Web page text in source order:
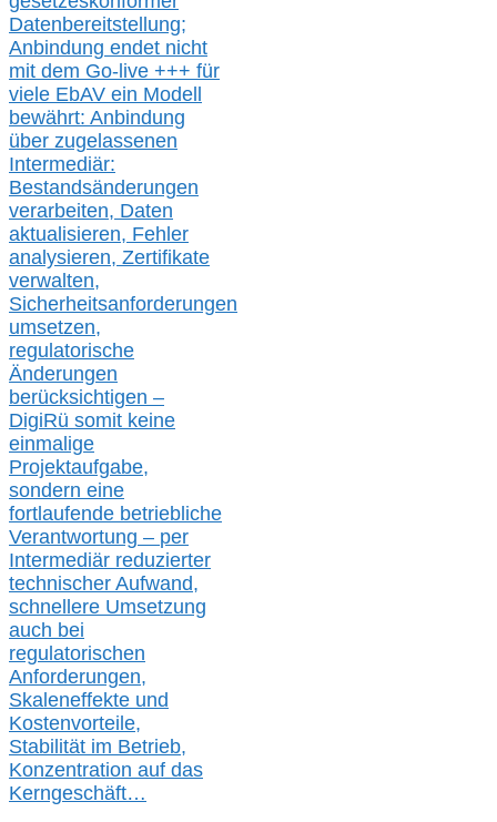
Datenbereitstellung;
Anbindung endet nicht
mit dem Go-live +++ für
viele EbAV ein Modell
bewährt: Anbindung
über zugelassenen
Intermediär:
Bestandsänderungen
verarbeiten, Daten
aktualisieren, Fehler
analysieren, Zertifikate
verwalten,
Sicherheitsanforderungen
umsetzen,
regulatorische
Änderungen
berücksichtigen –
DigiRü somit keine
einmalige
Projektaufgabe,
sondern eine
fortlaufende betriebliche
Verantwortung – per
Intermediär reduzierter
technischer Aufwand,
schnellere Umsetzung
auch bei
regulatorischen
Anforderungen,
Skaleneffekte und
Kostenvorteile,
Stabilität im Betrieb,
Konzentration auf das
Kerngeschäft…